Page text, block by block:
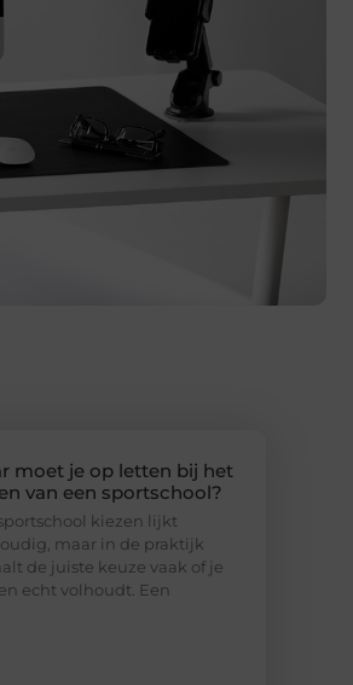
moet je op letten bij het
van een sportschool?
kiezen lijkt
maar in de praktijk
de juiste keuze vaak of je
echt volhoudt. Een